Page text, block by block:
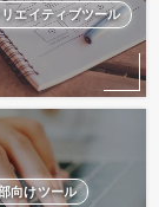
エイティブツール
向けツール